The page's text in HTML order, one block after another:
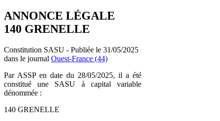
ANNONCE LÉGALE
140 GRENELLE
Constitution SASU - Publiée le 31/05/2025
dans le journal Ouest-France (44)
Par ASSP en date du 28/05/2025, il a été
constitué une SASU à capital variable
dénommée :
140 GRENELLE